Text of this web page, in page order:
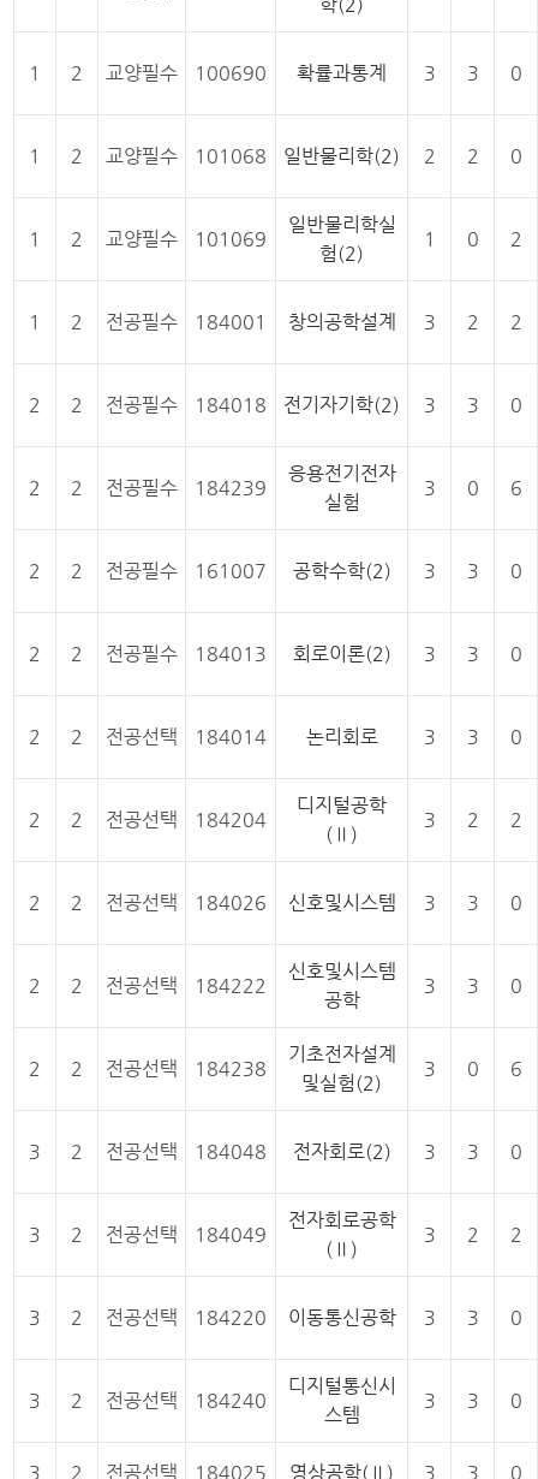
1 2 교양필수 100690 확률과통계 3 3 0
1 2 교양필수 101068 일반물리학(2) 2 2 0
1 2 교양필수 101069
일반물리학실
험(2)
1 0 2
1 2 전공필수 184001 창의공학설계 3 2 2
2 2 전공필수 184018 전기자기학(2) 3 3 0
2 2 전공필수 184239
응용전기전자
실험
3 0 6
2 2 전공필수 161007 공학수학(2) 3 3 0
2 2 전공필수 184013 회로이론(2) 3 3 0
2 2 전공선택 184014 논리회로 3 3 0
2 2 전공선택 184204
디지털공학
(Ⅱ)
3 2 2
2 2 전공선택 184026 신호및시스템 3 3 0
2 2 전공선택 184222
신호및시스템
공학
3 3 0
2 2 전공선택 184238
기초전자설계
및실험(2)
3 0 6
3 2 전공선택 184048 전자회로(2) 3 3 0
3 2 전공선택 184049
전자회로공학
(Ⅱ)
3 2 2
3 2 전공선택 184220 이동통신공학 3 3 0
3 2 전공선택 184240
디지털통신시
스템
3 3 0
3 2 전공선택 184025 영상공학(Ⅱ) 3 3 0